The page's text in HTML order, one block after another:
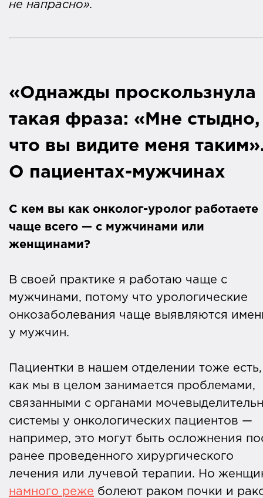
не напрасно».
«Однажды проскользнула
такая фраза: «Мне стыдно,
что вы видите меня
О пациентах-мужчинах
С кем вы как онколог-уролог работаете
чаще всего — с мужчинами или
женщинами?
В своей практике я работаю чаще с
мужчинами, потому что урологические
онкозаболевания чаще выявляются
у мужчин.
Пациентки в нашем отделении тоже есть,
как мы в целом занимается проблемами,
связанными с органами
системы у онкологических пациентов —
например, это могут быть осложнения
ранее проведенного хирургического
лечения или лучевой терапии. Но
намного реже болеют раком почки и